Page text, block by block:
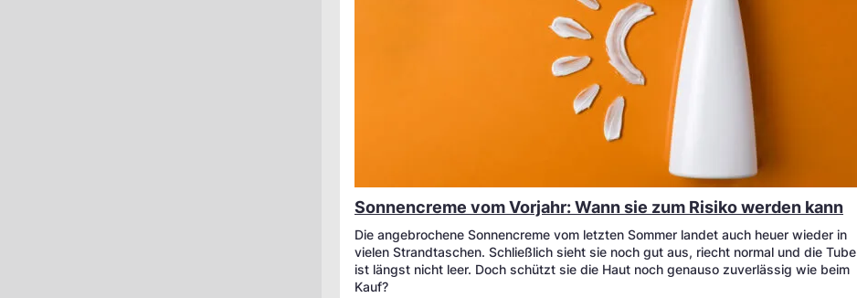
Sonnencreme vom Vorjahr: Wann sie zum Risiko werden kann
Die angebrochene Sonnencreme vom letzten Sommer landet auch heuer wieder in
vielen Strandtaschen. Schließlich sieht sie noch gut aus, riecht normal und die Tube
ist längst nicht leer. Doch schützt sie die Haut noch genauso zuverlässig wie beim
Kauf?